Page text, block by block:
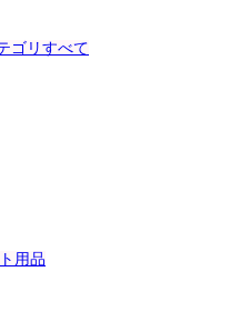
ゴリすべて
用品